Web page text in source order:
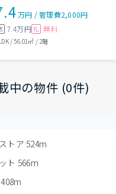
万円 /管理費2,000円
7.4万円 礼 無料
/56.01㎡ / 2階
中の物件 (0件)
トア 524m
ト 566m